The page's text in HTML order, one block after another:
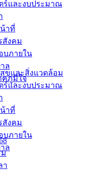
ร์และงบประมาณ
าที่
สังคม
บภายใน
ล
คภูมิใจ
ม
า
ขและสิ่งแวดล้อม
ร์และงบประมาณ
าที่
สังคม
บภายใน
ล